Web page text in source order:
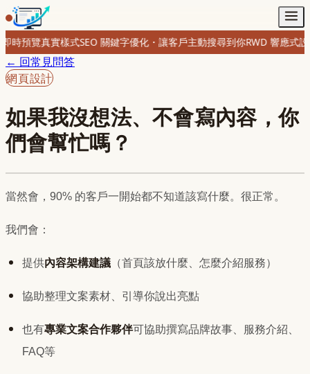
時預覽真實樣式SEO 關鍵字優化・讓客戶主動搜尋到你RWD 響應式設
← 回常見問答
網頁設計
如果我沒想法、不會寫內容，你
們會幫忙嗎？
當然會，90% 的客戶一開始都不知道該寫什麼。很正常。
我們會：
提供內容架構建議 （首頁該放什麼、怎麼介紹服務）
協助整理文案素材、引導你說出亮點
也有專業文案合作夥伴可協助撰寫品牌故事、服務介紹、
FAQ等